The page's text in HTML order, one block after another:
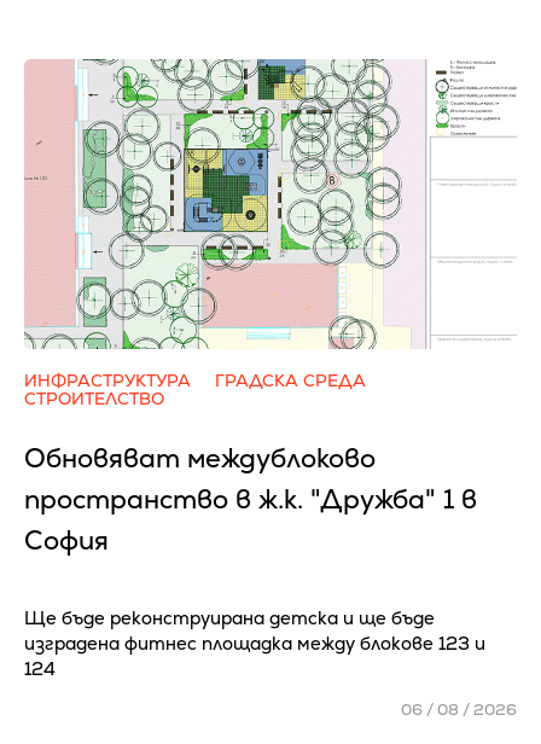
ИНФРАСТРУКТУРА
ГРАДСКА СРЕДА
СТРОИТЕЛСТВО
Обновяват междублоково
пространство в ж.к. "Дружба" 1 в
София
Ще бъде реконструирана детска и ще бъде
изградена фитнес площадка между блокове 123 и
124
06 / 08 / 2026